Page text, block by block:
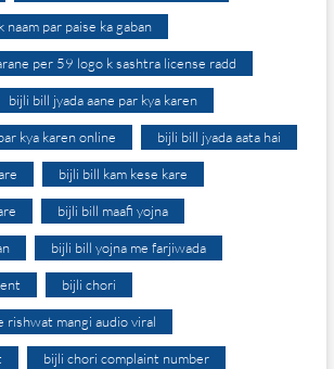
naam par paise ka gaban
per 59 logo k sashtra license radd
bijli bill jyada aane par kya karen
kya karen online bijli bill jyada aata hai
bijli bill kam kese kare
bijli bill maafi yojna
bijli bill yojna me farjiwada
bijli chori
rishwat mangi audio viral
bijli chori complaint number